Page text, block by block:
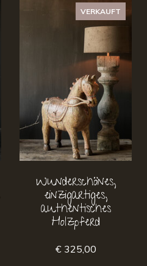
VERKAUFT
Wunderschönes,
einzigartiges,
authentisches
Holzpferd
€ 325,00